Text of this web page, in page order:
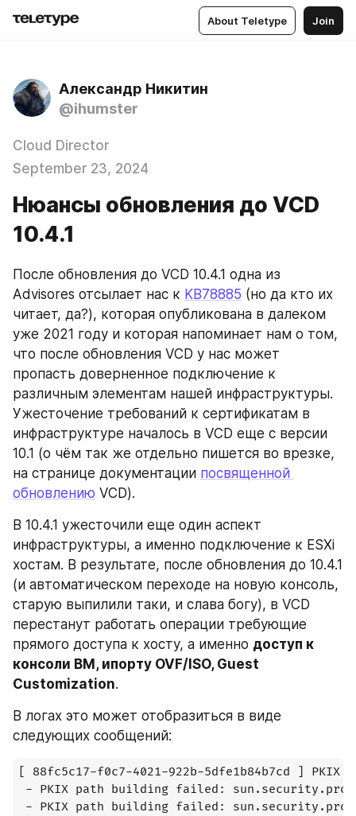
About Teletype Join
Александр Никитин
@ihumster
Cloud Director
September 23, 2024
Нюансы обновления до VCD
10.4.1
После обновления до VCD 10.4.1 одна из
Advisores отсылает нас к KB78885 (но да кто их
читает, да?), которая опубликована в далеком
уже 2021 году и которая напоминает нам о том,
что после обновления VCD у нас может
пропасть доверненное подключение к
различным элементам нашей инфраструктуры.
Ужесточение требований к сертификатам в
инфраструктуре началось в VCD еще с версии
10.1 (о чём так же отдельно пишется во врезке,
на странице документации посвященной
обновлению VCD).
В 10.4.1 ужесточили еще один аспект
инфраструктуры, а именно подключение к ESXi
хостам. В результате, после обновления до 10.4.1
(и автоматическом переходе на новую консоль,
старую выпилили таки, и слава богу), в VCD
перестанут работать операции требующие
прямого доступа к хосту, а именно доступ к
консоли ВМ, ипорту OVF/ISO, Guest
Customization.
В логах это может отобразиться в виде
следующих сообщений:
[ 88fc5c17-f0c7-4021-922b-5dfe1b84b7cd ]
- PKIX path building failed:
- PKIX path building failed: